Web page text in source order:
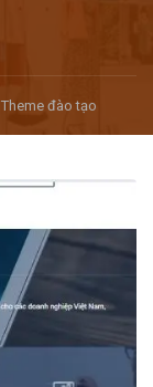
Theme đào tạo